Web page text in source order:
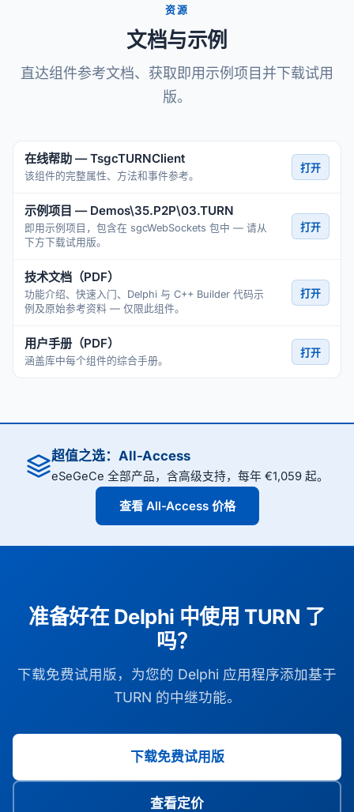
资源
文档与示例
直达组件参考文档、获取即用示例项目并下载试用
版。
在线帮助 — TsgcTURNClient
该组件的完整属性、方法和事件参考。
打开
示例项目 — Demos\35.P2P\03.TURN
即用示例项目，包含在 sgcWebSockets 包中 — 请从
下方下载试用版。
打开
技术文档（PDF）
功能介绍、快速入门、Delphi 与 C++ Builder 代码示
例及原始参考资料 — 仅限此组件。
打开
用户手册（PDF）
涵盖库中每个组件的综合手册。
打开
超值之选：All-Access
eSeGeCe 全部产品，含高级支持，每年 €1,059 起。
查看 All-Access 价格
准备好在 Delphi 中使用 TURN 了
吗？
下载免费试用版，为您的 Delphi 应用程序添加基于
TURN 的中继功能。
下载免费试用版
查看定价